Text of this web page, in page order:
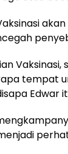
tempat
Edwar